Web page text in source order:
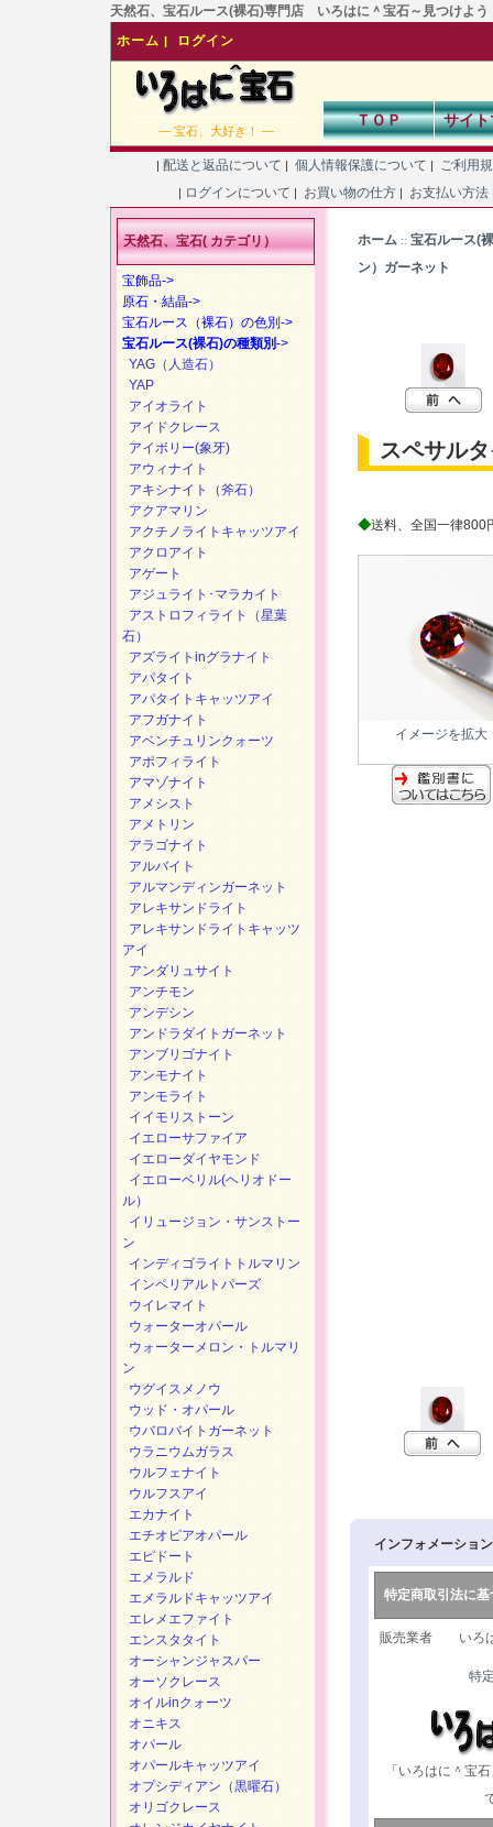
天然石、宝石ルース(裸石)専門店 いろはに＾宝石～見つけよ
ホーム | ログイン
― 宝石、大好き！ ―
ＴＯＰ サイ
| 配送と返品について | 個人情報保護について | ご利用
| ログインについて | お買い物の仕方 | お支払い方法
ホーム :: 宝石ルース(
ン）ガーネット
スペサル
◆送料、全国一律800
イメージを拡大
インフォメーション
特定商取引法に基
販売業者 いろ
特
「いろはに＾宝
天然石、宝石( カテゴリ）
宝飾品->
原石・結晶->
宝石ルース（裸石）の色別->
宝石ルース(裸石)の種類別->
YAG（人造石）
YAP
アイオライト
アイドクレース
アイボリー(象牙)
アウィナイト
アキシナイト（斧石）
アクアマリン
アクチノライトキャッツアイ
アクロアイト
アゲート
アジュライト･マラカイト
アストロフィライト（星葉
石）
アズライトinグラナイト
アパタイト
アパタイトキャッツアイ
アフガナイト
アベンチュリンクォーツ
アポフィライト
アマゾナイト
アメシスト
アメトリン
アラゴナイト
アルバイト
アルマンディンガーネット
アレキサンドライト
アレキサンドライトキャッツ
アイ
アンダリュサイト
アンチモン
アンデシン
アンドラダイトガーネット
アンブリゴナイト
アンモナイト
アンモライト
イイモリストーン
イエローサファイア
イエローダイヤモンド
イエローベリル(ヘリオドー
ル）
イリュージョン・サンストー
ン
インディゴライトトルマリン
インペリアルトパーズ
ウイレマイト
ウォーターオパール
ウォーターメロン・トルマリ
ン
ウグイスメノウ
ウッド・オパール
ウバロバイトガーネット
ウラニウムガラス
ウルフェナイト
ウルフスアイ
エカナイト
エチオピアオパール
エピドート
エメラルド
エメラルドキャッツアイ
エレメエファイト
エンスタタイト
オーシャンジャスパー
オーソクレース
オイルinクォーツ
オニキス
オパール
オパールキャッツアイ
オプシディアン（黒曜石）
オリゴクレース